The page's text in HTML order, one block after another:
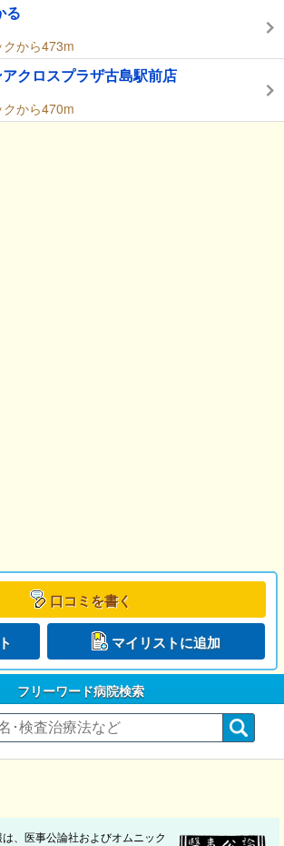
る
から473m
クロスプラザ古島駅前店
から470m
口コミを書く
マイリストに追加
フリーワード病院検索
、医事公論社およびオムニック